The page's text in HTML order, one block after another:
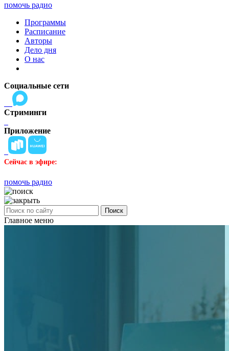
помочь радио
Программы
Расписание
Авторы
Дело дня
О нас
Социальные сети
Стриминги
Приложение
Сейчас в эфире:
помочь радио
Поиск
Главное меню